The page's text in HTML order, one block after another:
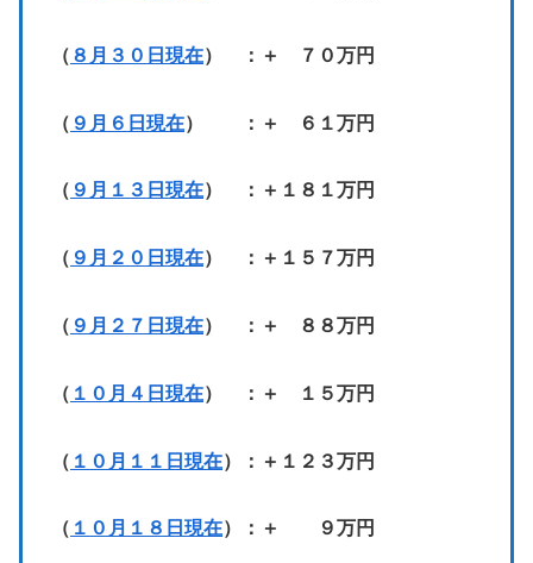
（ ８月３０日現在） ：＋ ７０万円
（ ９月６日現在） ：＋ ６１万円
（ ９月１３日現在） ：＋１８１万円
（ ９月２０日現在） ：＋１５７万円
（ ９月２７日現在） ：＋ ８８万円
（ １０月４日現在） ：＋ １５万円
（ １０月１１日現在）：＋１２３万円
（ １０月１８日現在）：＋ ９万円